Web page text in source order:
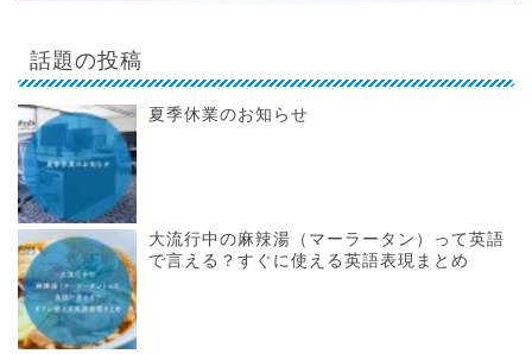
話題の投稿
夏季休業のお知らせ
大流行中の麻辣湯（マーラータン）って英語
で言える？すぐに使える英語表現まとめ